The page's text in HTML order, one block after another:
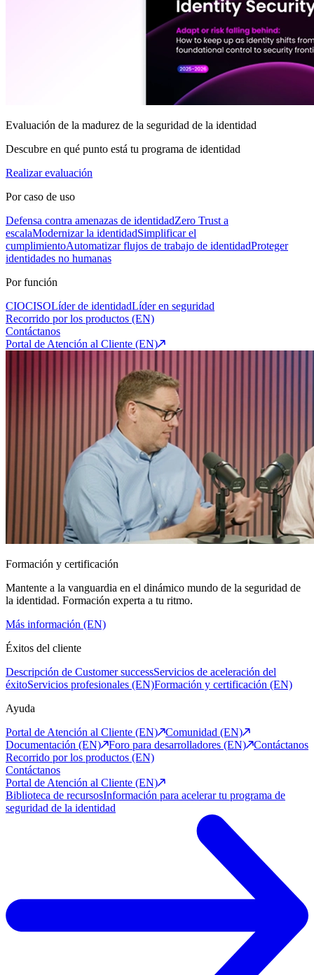
Evaluación de la madurez de la seguridad de la identidad
Descubre en qué punto está tu programa de identidad
Realizar evaluación
Por caso de uso
Defensa contra amenazas de identidadZero Trust a
escalaModernizar la identidadSimplificar el
cumplimientoAutomatizar flujos de trabajo de identidadProteger
identidades no humanas
Por función
CIOCISOLíder de identidadLíder en seguridad
Recorrido por los productos (EN)
Contáctanos
Portal de Atención al Cliente (EN)
Formación y certificación
Mantente a la vanguardia en el dinámico mundo de la seguridad de
la identidad. Formación experta a tu ritmo.
Más información (EN)
Éxitos del cliente
Descripción de Customer successServicios de aceleración del
éxitoServicios profesionales (EN)Formación y certificación (EN)
Ayuda
Portal de Atención al Cliente (EN)
Comunidad (EN)
Documentación (EN)
Foro para desarrolladores (EN)
Contáctanos
Recorrido por los productos (EN)
Contáctanos
Portal de Atención al Cliente (EN)
Biblioteca de recursosInformación para acelerar tu programa de
seguridad de la identidad